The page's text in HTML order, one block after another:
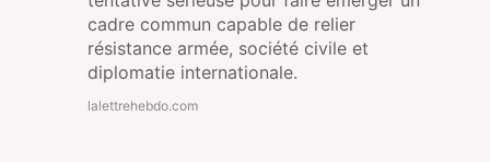
cadre commun capable de relier
résistance armée, société civile et
diplomatie internationale.
lalettrehebdo.com